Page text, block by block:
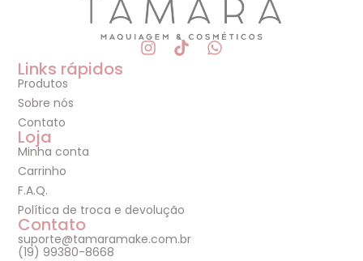
Links rápidos
Produtos
Sobre nós
Contato
Loja
Minha conta
Carrinho
F.A.Q.
Política de troca e devolução
Contato
suporte@tamaramake.com.br
(19) 99380-8668